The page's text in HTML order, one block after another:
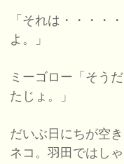
「それは・・・・
よ。」
ミーゴロー「そう
たじょ。」
だいぶ日にちが空
ネコ。羽田ではし